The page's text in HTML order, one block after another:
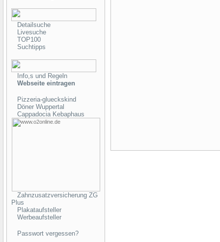
Detailsuche
Livesuche
TOP100
Suchtipps
Info,s und Regeln
Webseite eintragen
Pizzeria-glueckskind
Döner Wuppertal
Cappadocia Kebaphaus
Zahnzusatzversicherung ZG
Plus
Plakataufsteller
Werbeaufsteller
Passwort vergessen?